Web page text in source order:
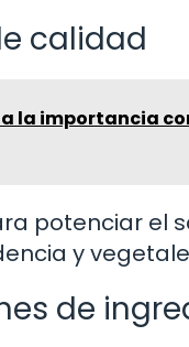
calidad
la importancia
potenciar el
y
de